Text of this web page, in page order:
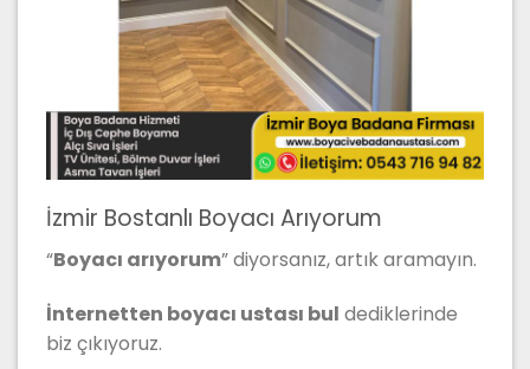
İzmir Bostanlı Boyacı Arıyorum
“Boyacı arıyorum” diyorsanız, artık aramayın.
İnternetten boyacı ustası bul dediklerinde
biz çıkıyoruz.